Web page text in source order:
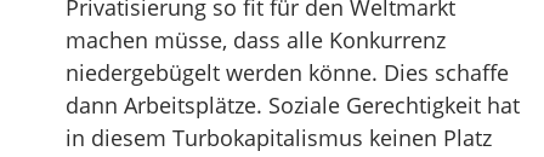
Privatisierung so fit für den Weltmarkt
machen müsse, dass alle Konkurrenz
niedergebügelt werden könne. Dies schaffe
dann Arbeitsplätze. Soziale Gerechtigkeit hat
in diesem Turbokapitalismus keinen Platz